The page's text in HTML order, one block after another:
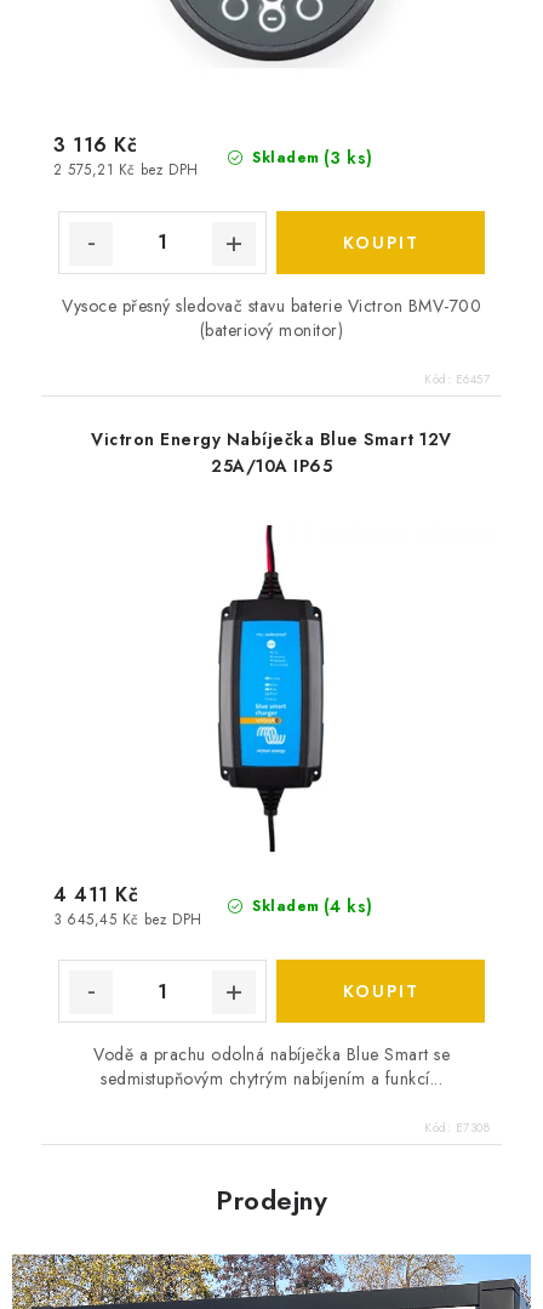
Skladem (3 ks)
2 575,21 Kč bez DPH
3 116 Kč
Vysoce přesný sledovač stavu baterie Victron BMV-700
(bateriový monitor)
Kód: E6457
Victron Energy Nabíječka Blue Smart 12V
25A/10A IP65
Skladem (4 ks)
3 645,45 Kč bez DPH
4 411 Kč
Vodě a prachu odolná nabíječka Blue Smart se
sedmistupňovým chytrým nabíjením a funkcí...
Kód: E7308
Prodejny